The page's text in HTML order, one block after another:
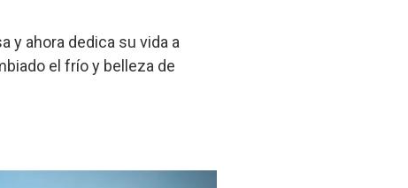
y ahora dedica su vida a
el frío y belleza de